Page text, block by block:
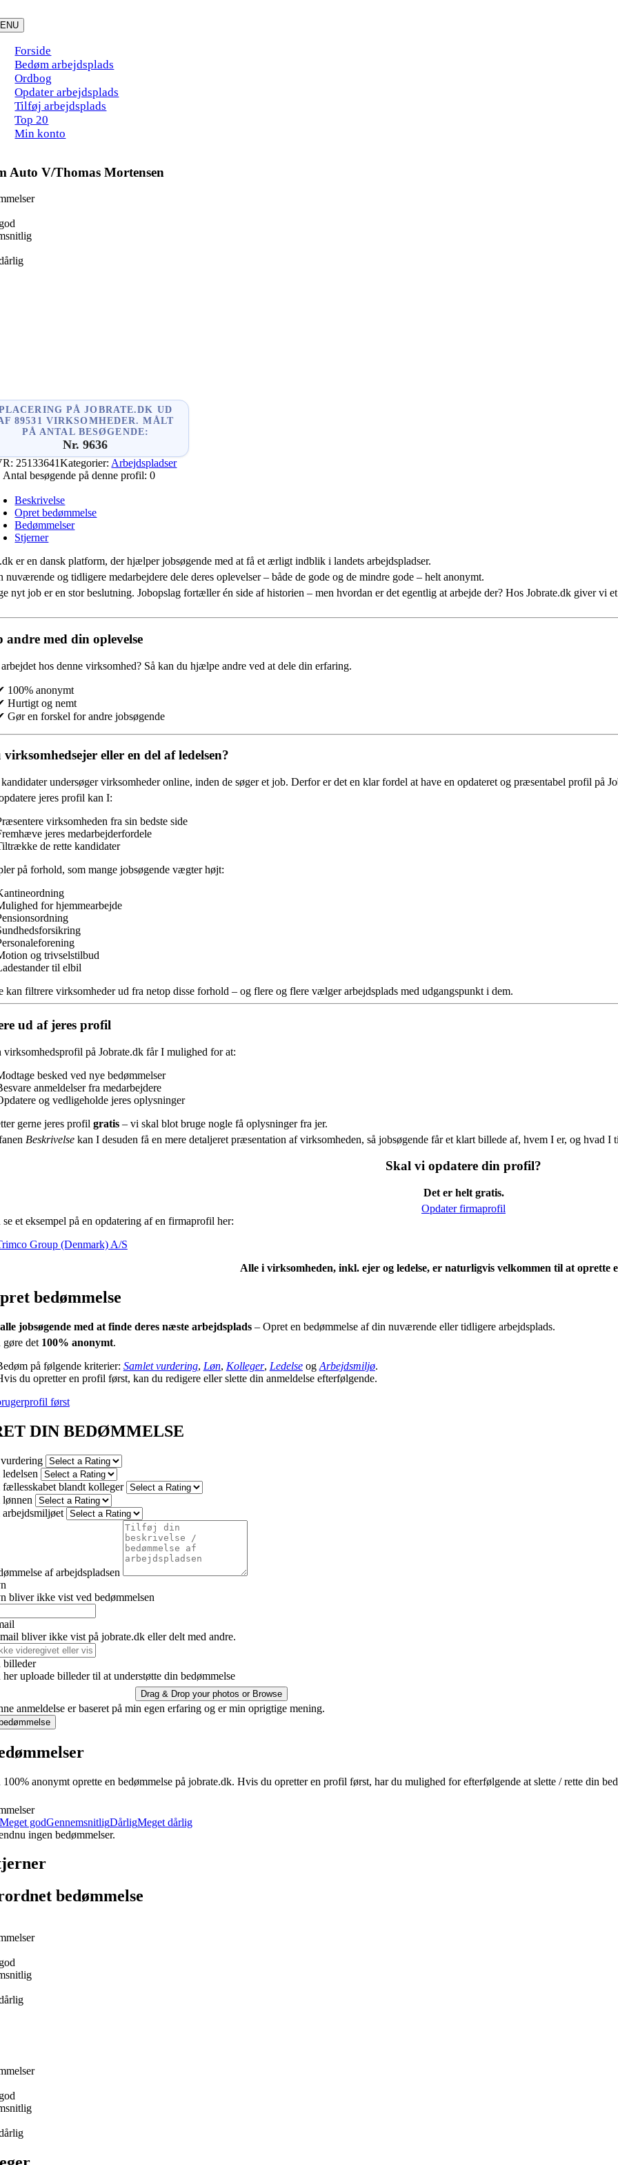
to
content
Forside
Bedøm arbejdsplads
Ordbog
Opdater arbejdsplads
Tilføj arbejdsplads
Top 20
Min konto
Auto V/Thomas Mortensen
PÅ JOBRATE.DK UD
89531 VIRKSOMHEDER. MÅLT
PÅ ANTAL BESØGENDE:
Nr. 9636
25133641Kategorier: Arbejdspladser
Antal besøgende på denne profil: 0
Beskrivelse
Opret bedømmelse
Bedømmelser
Stjerner
er en dansk platform, der hjælper jobsøgende med at få et ærligt indblik i landets arbejdspladser.
nuværende og tidligere medarbejdere dele deres oplevelser – både de gode og de mindre gode – helt anonymt.
nyt job er en stor beslutning. Jobopslag fortæller én side af historien – men hvordan er det egentlig at arbejde der? Hos Jobrate.dk giver vi
med din oplevelse
hos denne virksomhed?Så kan du hjælpe andre ved at dele din erfaring.
100% anonymt
Hurtigt og nemt
Gør en forskel for andre jobsøgende
eller en del af ledelsen?
undersøger virksomheder online, inden de søger et job. Derfor er det en klar fordel at have en opdateret og præsentabel profil på
jeres profil kan I:
virksomheden fra sin bedste side
jeres medarbejderfordele
de rette kandidater
på forhold, som mange jobsøgende vægter højt:
for hjemmearbejde
og trivselstilbud
til elbil
kan filtrere virksomheder ud fra netop disse forhold – og flere og flere vælger arbejdsplads med udgangspunkt i dem.
ud af jeres profil
virksomhedsprofil på Jobrate.dk får I mulighed for at:
besked ved nye bedømmelser
anmeldelser fra medarbejdere
og vedligeholde jeres oplysninger
gerne jeres profil gratis– vi skal blot bruge nogle få oplysninger fra jer.
Beskrivelsekan I desuden få en mere detaljeret præsentation af virksomheden, så jobsøgende får et klart billede af, hvem I er, og hvad I
Skal vi opdatere din profil?
Det er helt gratis.
Opdater firmaprofil
et eksempel på en opdatering af en firmaprofil her:
Group (Denmark) A/S
Alle i virksomheden, inkl. ejer og ledelse, er naturligvis velkommen til at oprette
bedømmelse
jobsøgende med at finde deres næste arbejdsplads– Opret en bedømmelse af din nuværende eller tidligere arbejdsplads.
det100% anonymt.
på følgende kriterier: Samlet vurdering, Løn, Kolleger, Ledelseog Arbejdsmiljø.
du opretter en profil først, kan du redigere eller slette din anmeldelse efterfølgende.
først
DIN BEDØMMELSE
fællesskabet blandt kolleger
af arbejdspladsen
bliver ikke vist ved bedømmelsen
bliver ikke vist på jobrate.dk eller delt med andre.
billeder
uploade billeder til at understøtte din bedømmelse
Drag & Drop your photos or Browse
anmeldelse er baseret på min egen erfaring og er min oprigtige mening.
anonymt oprette en bedømmelse på jobrate.dk. Hvis du opretter en profil først, har du mulighed for efterfølgende at slette / rette din
godGennemsnitligDårligMeget dårlig
ingen bedømmelser.
bedømmelse